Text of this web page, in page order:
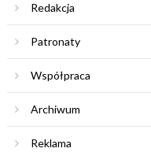
Redakcja
Patronaty
Współpraca
Archiwum
Reklama